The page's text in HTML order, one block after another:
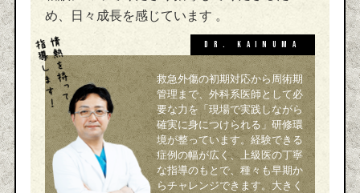
め、日々成長を感じています 。
Dr. KAINUMA
救急外傷の初期対応から周術期
管理まで、外科系医師として必
要な力を「現場で実践しながら
確実に身につけられる」研修環
境が整っています。経験できる
症例の幅が広く、上級医の丁寧
な指導のもとで、種々も早期か
らチャレンジできます。大きく